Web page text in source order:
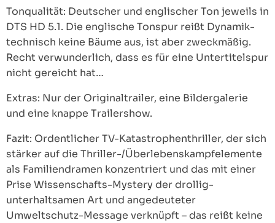
Tonqualität: Deutscher und englischer Ton jeweils in
DTS HD 5.1. Die englische Tonspur reißt Dynamik-
technisch keine Bäume aus, ist aber zweckmäßig.
Recht verwunderlich, dass es für eine Untertitelspur
nicht gereicht hat…
Extras: Nur der Originaltrailer, eine Bildergalerie
und eine knappe Trailershow.
Fazit: Ordentlicher TV-Katastrophenthriller, der sich
stärker auf die Thriller-/Überlebenskampfelemente
als Familiendramen konzentriert und das mit einer
Prise Wissenschafts-Mystery der drollig-
unterhaltsamen Art und angedeuteter
Umweltschutz-Message verknüpft – das reißt keine